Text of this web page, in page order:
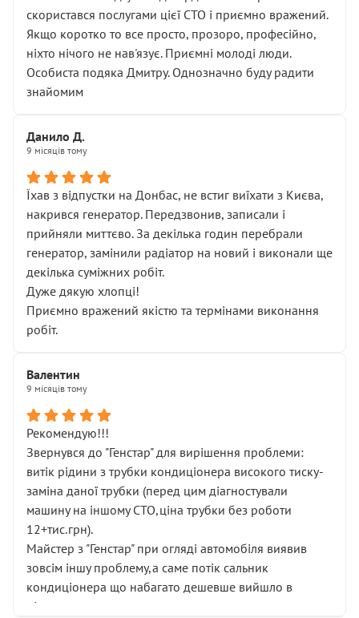
скористався послугами цієї СТО і приємно вражений.
Якщо коротко то все просто, прозоро, професійно,
ніхто нічого не нав'язує. Приємні молоді люди.
Особиста подяка Дмитру. Однозначно буду радити
знайомим
Данило Д.
9 місяців тому
Їхав з відпустки на Донбас, не встиг виїхати з Києва,
накрився генератор. Передзвонив, записали і
прийняли миттєво. За декілька годин перебрали
генератор, замінили радіатор на новий і виконали ще
декілька суміжних робіт.
Дуже дякую хлопці!
Приємно вражений якістю та термінами виконання
робіт.
Валентин
9 місяців тому
Рекомендую!!!
Звернувся до "Генстар" для вирішення проблеми:
витік рідини з трубки кондиціонера високого тиску-
заміна даної трубки (перед цим діагностували
машину на іншому СТО,ціна трубки без роботи
12+тис.грн).
Майстер з "Генстар" при огляді автомобіля виявив
зовсім іншу проблему,а саме потік сальник
кондиціонера що набагато дешевше вийшло в
підсумку.